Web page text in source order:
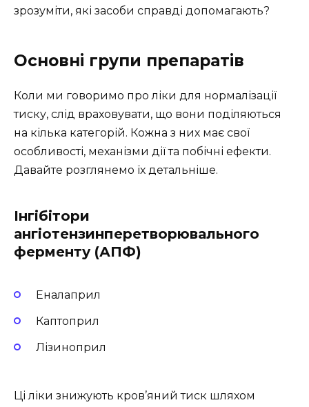
зрозуміти, які засоби справді допомагають?
Основні групи препаратів
Коли ми говоримо про ліки для нормалізації
тиску, слід враховувати, що вони поділяються
на кілька категорій. Кожна з них має свої
особливості, механізми дії та побічні ефекти.
Давайте розглянемо їх детальніше.
Інгібітори
ангіотензинперетворювального
ферменту (АПФ)
Еналаприл
Каптоприл
Лізиноприл
Ці ліки знижують кров’яний тиск шляхом